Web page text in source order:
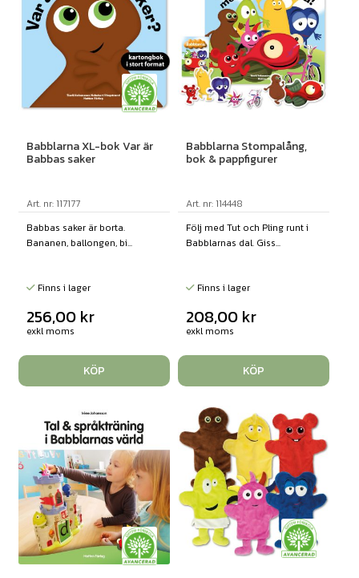
Babblarna XL-bok Var är
Babbas saker
Art. nr: 117177
Babbas saker är borta.
Bananen, ballongen, bi...
Finns i lager
256,00 kr
exkl moms
KÖP
Babblarna Stompalång,
bok & pappfigurer
Art. nr: 114448
Följ med Tut och Pling runt i
Babblarnas dal. Giss...
Finns i lager
208,00 kr
exkl moms
KÖP